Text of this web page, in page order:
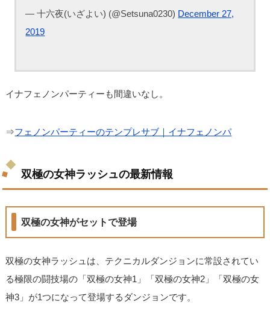
— 十六夜(いざよい) (@Setsuna0230) December 27,
2019
イナフェノンパーティーも間違いなし。
⇒フェノンパーティーのテンプレサブ｜イナフェノンパ
双極の女神ラッシュの最新情報
双極の女神がセットで登場
双極の女神ラッシュは、テクニカルダンジョンに常設されてい
る極限の闘技場の「双極の女神1」「双極の女神2」「双極の女
神3」が1つになって登場するダンジョンです。